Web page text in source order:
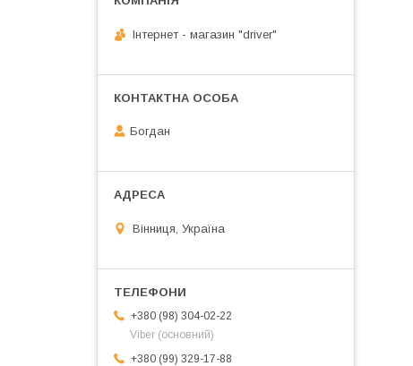
Інтернет - магазин "driver"
Богдан
Вінниця, Україна
+380 (98) 304-02-22
Viber (основний)
+380 (99) 329-17-88